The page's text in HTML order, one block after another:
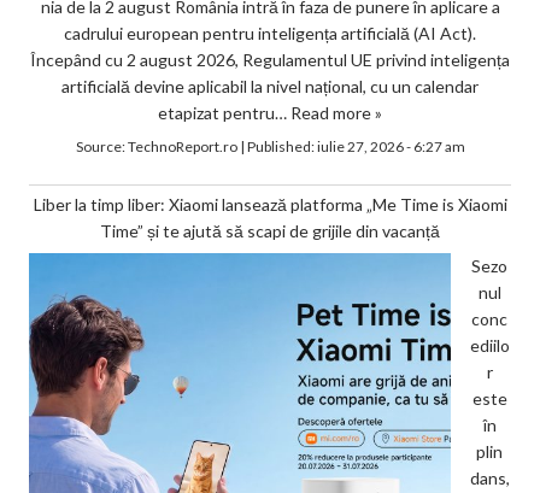
nia de la 2 august România intră în faza de punere în aplicare a
cadrului european pentru inteligența artificială (AI Act).
Începând cu 2 august 2026, Regulamentul UE privind inteligența
artificială devine aplicabil la nivel național, cu un calendar
etapizat pentru… Read more »
Source:TechnoReport.ro| Published:iulie 27, 2026 - 6:27 am
Liber la timp liber: Xiaomi lansează platforma „Me Time is Xiaomi
Time” și te ajută să scapi de grijile din vacanță
Sezo
nul
conc
ediilo
r
este
în
plin
dans,